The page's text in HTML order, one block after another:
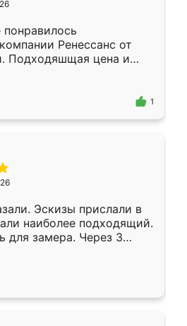
Ренессанс от
Подходяшщая цена и
Приехавший
Владислав
эскизу самый
1
Эскизы прислали в
наиболее подходящий.
для замера. Через 3
уже готова. Остались
Спасибо Ренессанс
работу!